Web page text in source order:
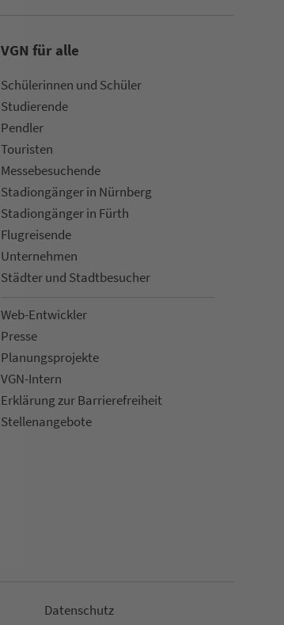
VGN für alle
Schülerinnen und Schüler
Stu­die­rende
Pendler
Touristen
Mes­se­be­suchende
Sta­di­on­gän­ger in Nürn­berg
Sta­di­on­gän­ger in Fürth
Flug­rei­sen­de
Un­ter­neh­men
Städter und Stadt­be­su­cher
Web-Entwickler
Presse
Pla­nungs­pro­jekte
VGN-Intern
Erklärung zur Bar­ri­e­re­frei­heit
Stellenan­ge­bote
Da­ten­schutz